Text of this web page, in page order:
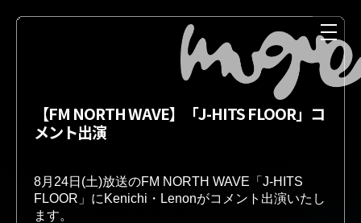
【FM NORTH WAVE】「J-HITS FLOOR」コ
メント出演
8月24日(土)放送のFM NORTH WAVE「J-HITS
FLOOR」にKenichi・Lenonがコメント出演いたし
ます。